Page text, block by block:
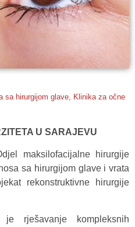
sa hirurgijom glave
Klinika za očne
U SARAJEVU
maksilofacijalne hirurgije
sa hirurgijom glave i vrata
rekonstruktivne hirurgije
rješavanje kompleksnih